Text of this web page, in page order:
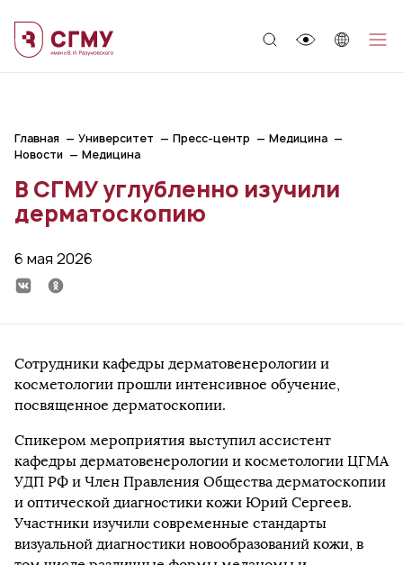
Главная Университет Пресс-центр
Медицина
Новости
Медицина
В СГМУ углубленно изучили
дерматоскопию
6 мая 2026
Сотрудники кафедры дерматовенерологии и
косметологии прошли интенсивное обучение,
посвященное дерматоскопии.
Спикером мероприятия выступил ассистент
кафедры дерматовенерологии и косметологии ЦГМА
УДП РФ и Член Правления Общества дерматоскопии
и оптической диагностики кожи Юрий Сергеев.
Участники изучили современные стандарты
визуальной диагностики новообразований кожи, в